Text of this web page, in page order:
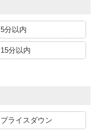
5分以内
15分以内
プライスダウン